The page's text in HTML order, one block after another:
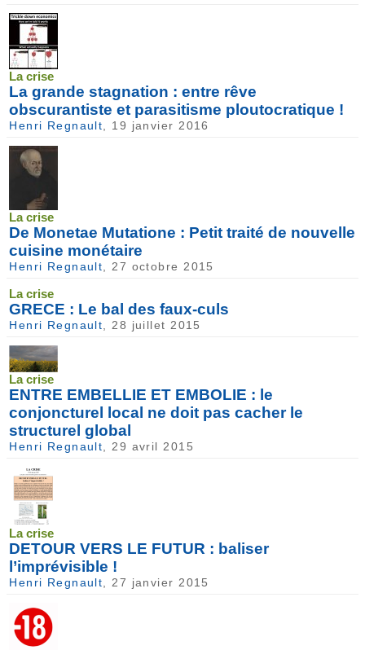
La crise
La grande stagnation : entre rêve
obscurantiste et parasitisme ploutocratique !
Henri Regnault , 19 janvier 2016
La crise
De Monetae Mutatione : Petit traité de nouvelle
cuisine monétaire
Henri Regnault , 27 octobre 2015
La crise
GRECE : Le bal des faux-culs
Henri Regnault , 28 juillet 2015
La crise
ENTRE EMBELLIE ET EMBOLIE : le
conjoncturel local ne doit pas cacher le
structurel global
Henri Regnault , 29 avril 2015
La crise
DETOUR VERS LE FUTUR : baliser
l’imprévisible !
Henri Regnault , 27 janvier 2015